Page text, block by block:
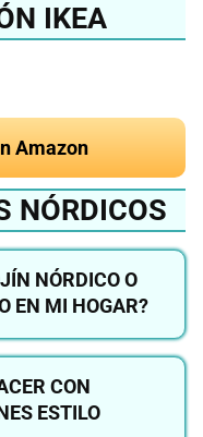
IKEA
Amazon
NÓRDICOS
NÓRDICO O
EN MI HOGAR?
CON
ESTILO